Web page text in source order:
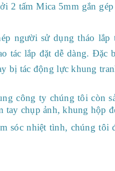
2 tấm Mica 5mm gắn
người sử dụng tháo
tác lắp đặt dễ dàng.
bị tác động lực khung
công ty chúng tôi còn
tay chụp ảnh, khung hộp
sóc nhiệt tình, chúng tôi